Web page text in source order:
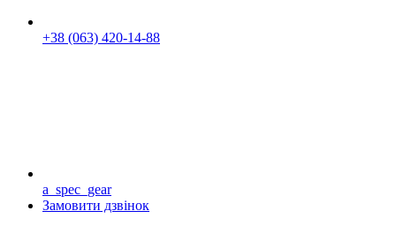
+38 (063) 420-14-88
a_spec_gear
Замовити дзвінок